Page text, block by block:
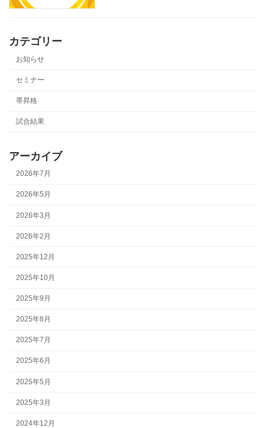
カテゴリー
お知らせ
セミナー
帯昇格
試合結果
アーカイブ
2026年7月
2026年5月
2026年3月
2026年2月
2025年12月
2025年10月
2025年9月
2025年8月
2025年7月
2025年6月
2025年5月
2025年3月
2024年12月